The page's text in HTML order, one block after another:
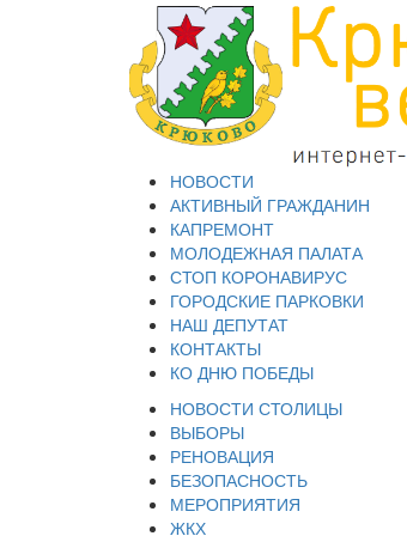
НОВОСТИ
АКТИВНЫЙ ГРАЖДАНИН
КАПРЕМОНТ
МОЛОДЕЖНАЯ ПАЛАТА
СТОП КОРОНАВИРУС
ГОРОДСКИЕ ПАРКОВКИ
НАШ ДЕПУТАТ
КОНТАКТЫ
КО ДНЮ ПОБЕДЫ
НОВОСТИ СТОЛИЦЫ
ВЫБОРЫ
РЕНОВАЦИЯ
БЕЗОПАСНОСТЬ
МЕРОПРИЯТИЯ
ЖКХ